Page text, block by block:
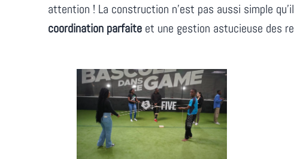
attention ! La construction n’est pas aussi simple
coordination parfaite et une gestion astucieuse des